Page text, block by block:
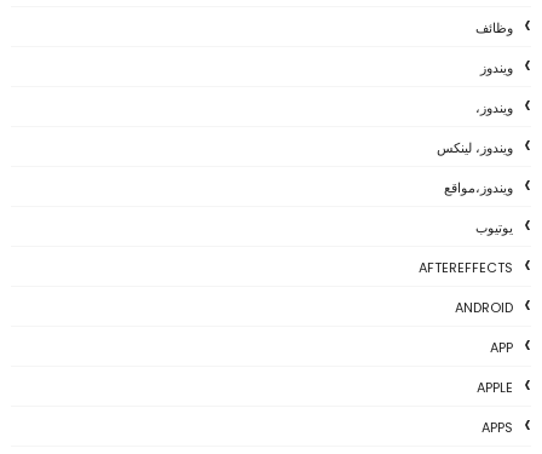
وظائف
ويندوز
ويندوز،
ويندوز، لينكس
ويندوز،مواقع
يوتيوب
AFTEREFFECTS
ANDROID
APP
APPLE
APPS